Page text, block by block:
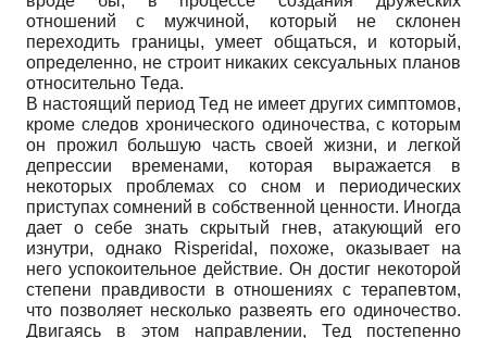
отношений с мужчиной, который не склонен
переходить границы, умеет общаться, и который,
определенно, не строит никаких сексуальных планов
относительно Теда.
В настоящий период Тед не имеет других симптомов,
кроме следов хронического одиночества, с которым
он прожил большую часть своей жизни, и легкой
депрессии временами, которая выражается в
некоторых проблемах со сном и периодических
приступах сомнений в собственной ценности. Иногда
дает о себе знать скрытый гнев, атакующий его
изнутри, однако Risperidal, похоже, оказывает на
него успокоительное действие. Он достиг некоторой
степени правдивости в отношениях с терапевтом,
что позволяет несколько развеять его одиночество.
Двигаясь в этом направлении, Тед постепенно